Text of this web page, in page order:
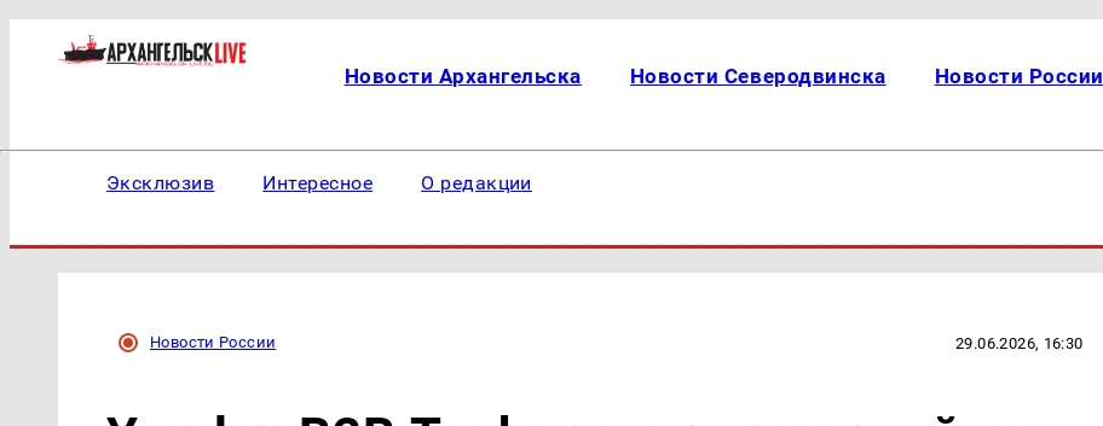
Новости Архангельска Новости Северодвинска Новости России
Эксклюзив Интересное О редакции
Новости России 29.06.2026, 16:30